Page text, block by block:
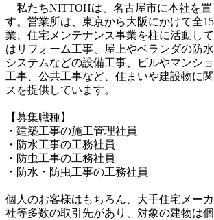
私たちNITTOHは、名古屋市に本社を置
す。営業所は、東京から大阪にかけて全
業、住宅メンテナンス事業を柱に活動し
はリフォーム工事、屋上やベランダの防
システムなどの設備工事、ビルやマンシ
工事、公共工事など、住まいや建設物に
スを提供しています。
【募集職種】
・建築工事の施工管理社員
・防水工事の工務社員
・防虫工事の工務社員
・防水・防虫工事の工務社員
個人のお客様はもちろん、大手住宅メー
社等多数の取引先があり、対象の建物は個